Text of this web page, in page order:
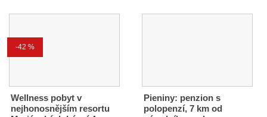
-42 %
Wellness pobyt v
nejhonosnějším resortu
Pieniny: penzion s
polopenzí, 7 km od